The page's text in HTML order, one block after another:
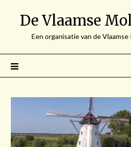
De Vlaamse
Een organisatie van de